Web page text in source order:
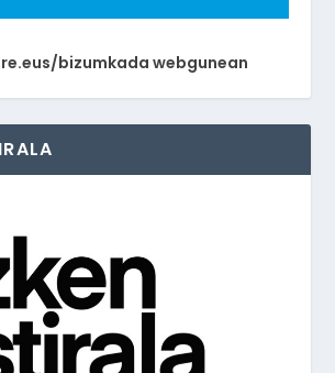
bizumkada webgunean